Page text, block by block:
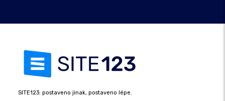
SITE123: postaveno jinak, postaveno lépe.